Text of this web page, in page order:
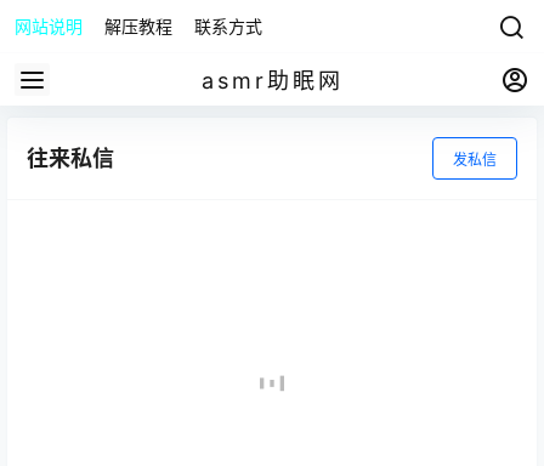
网站说明 解压教程 联系方式
asmr助眠网
往来私信 发私信